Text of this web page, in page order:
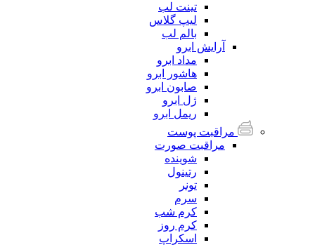
تینت لب
لیپ گلاس
بالم لب
آرایش ابرو
مداد ابرو
هاشور ابرو
صابون ابرو
ژل ابرو
ریمل ابرو
مراقبت پوست
مراقبت صورت
شوینده
رتینول
تونر
سرم
کرم شب
کرم روز
اسکراپ